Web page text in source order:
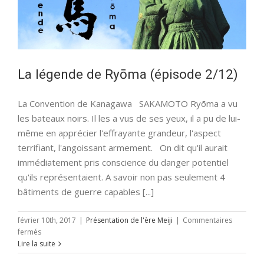
La légende de Ryōma (épisode 2/12)
La Convention de Kanagawa SAKAMOTO Ryōma a vu
les bateaux noirs. Il les a vus de ses yeux, il a pu de lui-
même en apprécier l'effrayante grandeur, l'aspect
terrifiant, l'angoissant armement. On dit qu'il aurait
immédiatement pris conscience du danger potentiel
qu'ils représentaient. A savoir non pas seulement 4
bâtiments de guerre capables [...]
février 10th, 2017 | Présentation de l'ère Meiji | Commentaires
ferméssur
La
légende
Lire la suite